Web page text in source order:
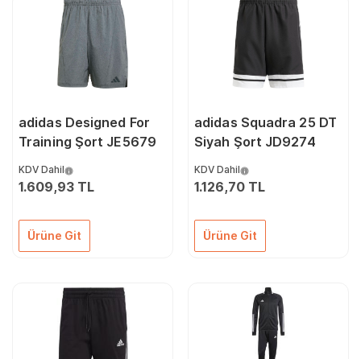
adidas Designed For
Training Şort JE5679
KDV Dahil
1.609,93 TL
Ürüne Git
adidas Squadra 25 DT
Siyah Şort JD9274
KDV Dahil
1.126,70 TL
Ürüne Git